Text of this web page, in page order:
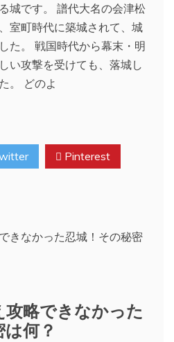
城です。 譜代大名の会津松
室町時代に築城されて、城
た。 戦国時代から幕末・明
い攻撃を受けても、落城し
。 どのよ
Pinterest
略できなかった
何？